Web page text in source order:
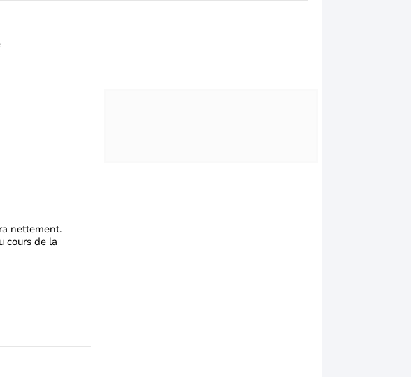
nettement.
cours de la